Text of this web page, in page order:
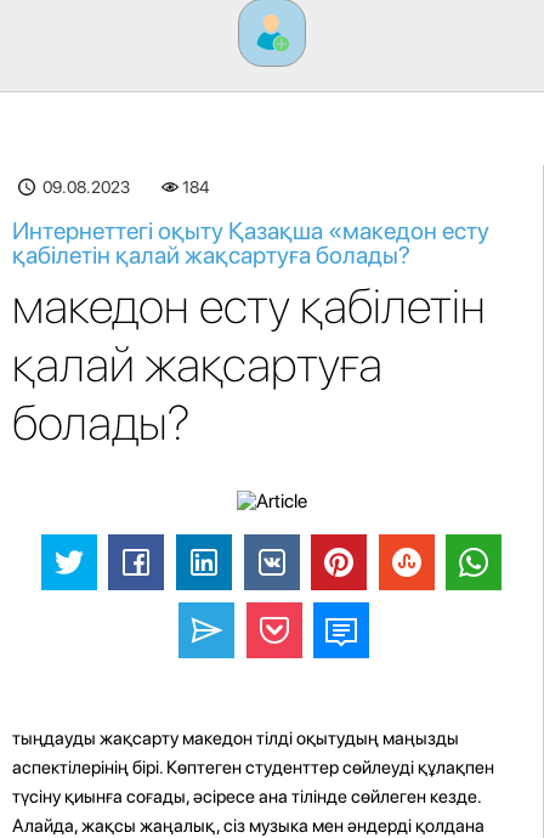
09.08.2023 184
Интернеттегі оқыту Қазақша «македон есту
қабілетін қалай жақсартуға болады?
македон есту қабілетін
қалай жақсартуға
болады?
тыңдауды жақсарту македон тілді оқытудың маңызды
аспектілерінің бірі. Көптеген студенттер сөйлеуді құлақпен
түсіну қиынға соғады, әсіресе ана тілінде сөйлеген кезде.
Алайда, жақсы жаңалық, сіз музыка мен әндерді қолдана